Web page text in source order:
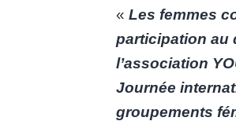
« Les femmes
participation au
l’association
Journée
groupements